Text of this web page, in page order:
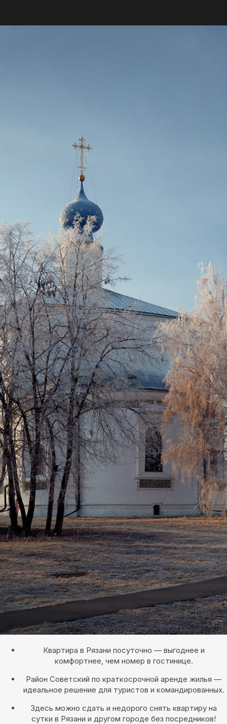
Квартира в Рязани посуточно — выгоднее и
комфортнее, чем номер в гостинице.
Район Советский по краткосрочной аренде жилья —
идеальное решение для туристов и командированных.
Здесь можно сдать и недорого снять квартиру на
сутки в Рязани и другом городе без посредников!